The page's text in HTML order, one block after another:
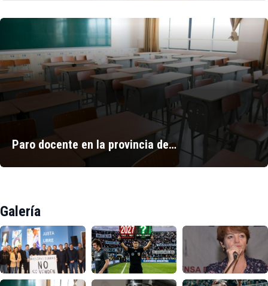
Paro docente en la provincia de…
Galería